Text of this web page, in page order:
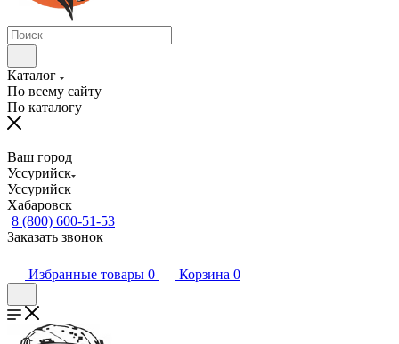
Каталог
По всему сайту
По каталогу
Ваш город
Уссурийск
Уссурийск
Хабаровск
8 (800) 600-51-53
Заказать звонок
Избранные товары 0 Корзина 0